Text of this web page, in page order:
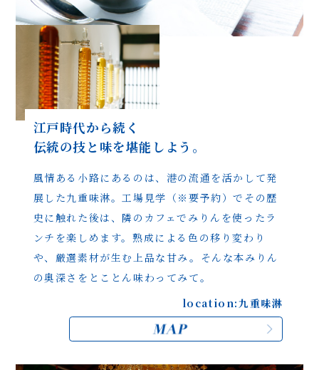
江戸時代から続く
伝統の技と味を堪能しよう。
風情ある小路にあるのは、港の流通を活かして発
展した九重味淋。工場見学（※要予約）でその歴
史に触れた後は、隣のカフェでみりんを使ったラ
ンチを楽しめます。 熟成による色の移り変わり
や、厳選素材が生む上品な甘み。
そんな本みりん
の奥深さをとことん味わってみて。
location:九重味淋